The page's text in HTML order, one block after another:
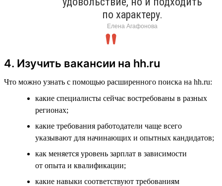
по характеру.
Елена Агафонова
4. Изучить вакансии на hh.ru
Что можно узнать с помощью расширенного поиска на hh.ru:
какие специалисты сейчас востребованы в разных
регионах;
какие требования работодатели чаще всего
указывают для начинающих и опытных кандидатов;
как меняется уровень зарплат в зависимости
от опыта и квалификации;
какие навыки соответствуют требованиям